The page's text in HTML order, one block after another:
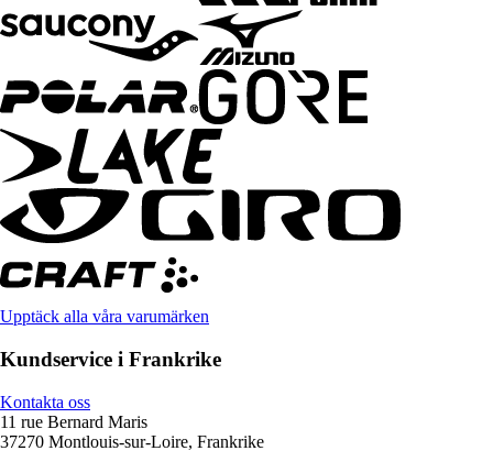
Upptäck alla våra varumärken
Kundservice i Frankrike
Kontakta oss
11 rue Bernard Maris
37270 Montlouis-sur-Loire, Frankrike